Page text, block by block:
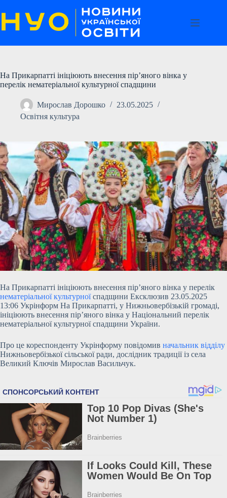
до
вмісту
На Прикарпатті ініціюють внесення пір’яного вінка у
перелік нематеріальної культурної спадщини
Мирослав Дорошко
23.05.2025
Освітня культура
На Прикарпатті ініціюють внесення пір’яного вінка у перелік
нематеріальної культурноїспадщини Ексклюзив 23.05.2025
13:06 Укрінформ На Прикарпатті, у Нижньовербізькій громаді,
ініціюють внесення пір’яного вінка у Національний перелік
нематеріальної культурної спадщини України.
Про це кореспонденту Укрінформу повідомив начальник відділу
Нижньовербізької сільської ради, дослідник традиції із села
Великий Ключів Мирослав Васильчук.